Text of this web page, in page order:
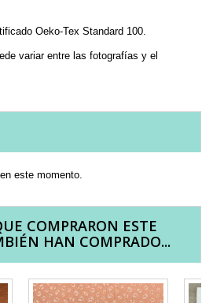
Oeko-Tex Standard 100.
variar entre las fotografías y el
este momento.
COMPRARON ESTE
HAN COMPRADO...